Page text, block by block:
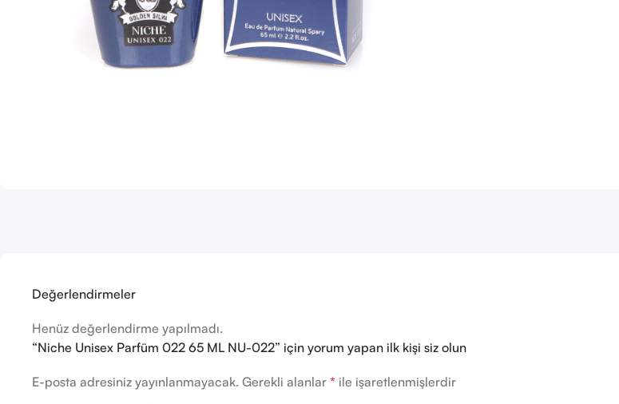
Değerlendirmeler
Henüz değerlendirme yapılmadı.
“Niche Unisex Parfüm 022 65 ML NU-022” için yorum yapan ilk kişi siz olun
E-posta adresiniz yayınlanmayacak. Gerekli alanlar * ile işaretlenmişlerdir